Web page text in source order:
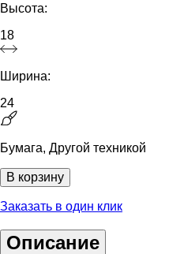
Высота:
18
Ширина:
24
Бумага, Другой техникой
В корзину
Заказать в один клик
Описание